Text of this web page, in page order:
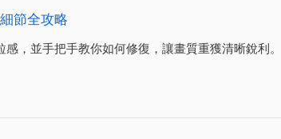
節全攻略
，並手把手教你如何修復，讓畫質重獲清晰銳利。